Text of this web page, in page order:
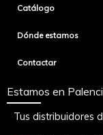
Catálogo
Dónde estamos
Contactar
Estamos en
Tus distribuidores